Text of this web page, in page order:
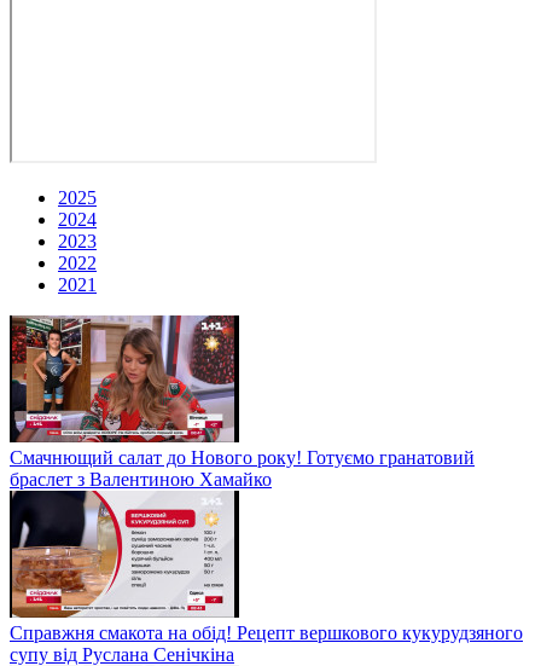
2025
2024
2023
2022
2021
Смачнющий салат до Нового року! Готуємо гранатовий
браслет з Валентиною Хамайко
Справжня смакота на обід! Рецепт вершкового кукурудзяного
супу від Руслана Сенічкіна